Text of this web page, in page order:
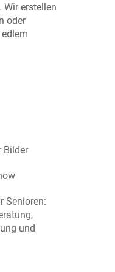
Wir erstellen
oder
Bilder